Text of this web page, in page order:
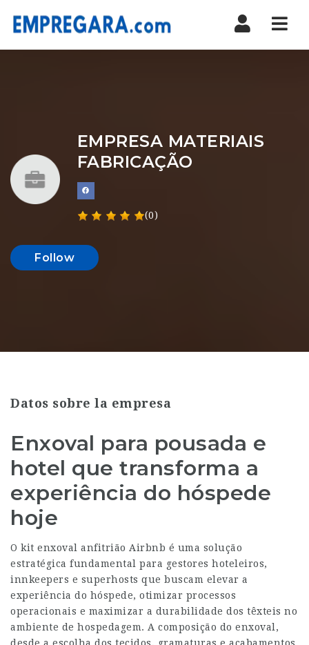
EMPRESA MATERIAIS
FABRICAÇÃO
(0)
Follow
Datos sobre la empresa
Enxoval para pousada e
hotel que transforma a
experiência do hóspede
hoje
O kit enxoval anfitrião Airbnb é uma solução
estratégica fundamental para gestores hoteleiros,
innkeepers e superhosts que buscam elevar a
experiência do hóspede, otimizar processos
operacionais e maximizar a durabilidade dos têxteis no
ambiente de hospedagem. A composição do enxoval,